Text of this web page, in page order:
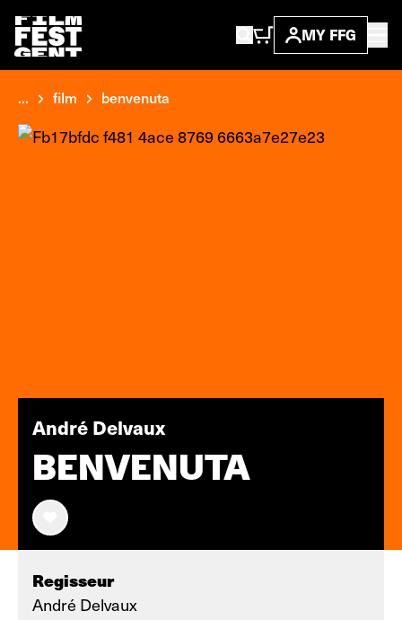
MY FFG
... film benvenuta
André Delvaux
BENVENUTA
Regisseur
André Delvaux